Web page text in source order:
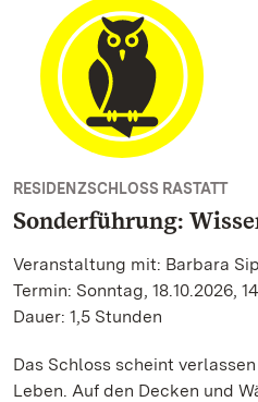
RESIDENZSCHLOSS RASTATT
Sonderführung:
Veranstaltung mit: Barbara
Termin: Sonntag, 18.10.2026,
Dauer: 1,5 Stunden
Das Schloss scheint
Leben. Auf den Decken und